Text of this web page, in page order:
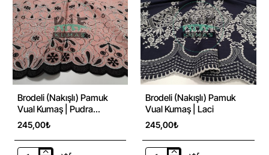
|
Açık
Mavi
17191_2
|
Mint
17191_2
Brodeli (Nakışlı) Pamuk
Vual Kumaş | Pudra
17191_2
245,00₺
Brodeli (Nakışlı) Pamuk
Vual Kumaş | Laci
245,00₺